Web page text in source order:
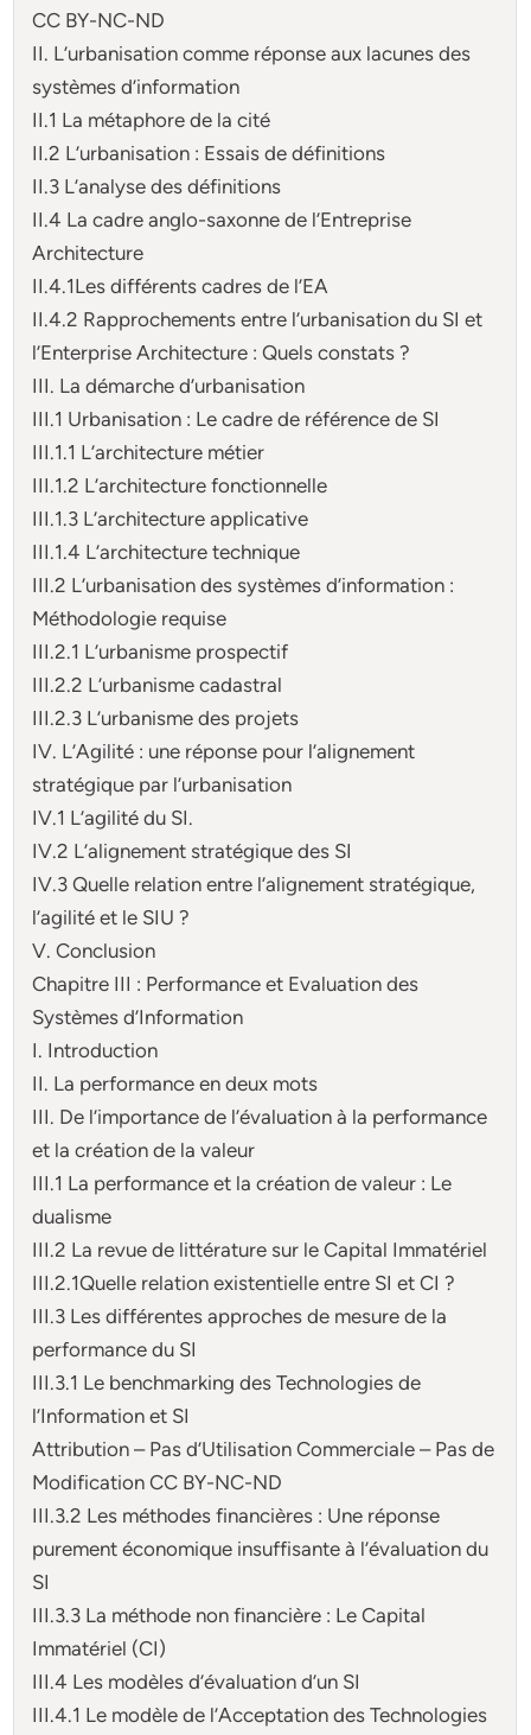
CC BY-NC-ND
II. L’urbanisation comme réponse aux lacunes des
systèmes d’information
II.1 La métaphore de la cité
II.2 L’urbanisation : Essais de définitions
II.3 L’analyse des définitions
II.4 La cadre anglo-saxonne de l’Entreprise
Architecture
II.4.1Les différents cadres de l’EA
II.4.2 Rapprochements entre l’urbanisation du SI et
l’Enterprise Architecture : Quels constats ?
III. La démarche d’urbanisation
III.1 Urbanisation : Le cadre de référence de SI
III.1.1 L’architecture métier
III.1.2 L’architecture fonctionnelle
III.1.3 L’architecture applicative
III.1.4 L’architecture technique
III.2 L’urbanisation des systèmes d’information :
Méthodologie requise
III.2.1 L’urbanisme prospectif
III.2.2 L’urbanisme cadastral
III.2.3 L’urbanisme des projets
IV. L’Agilité : une réponse pour l’alignement
stratégique par l’urbanisation
IV.1 L’agilité du SI.
IV.2 L’alignement stratégique des SI
IV.3 Quelle relation entre l’alignement stratégique,
l’agilité et le SIU ?
V. Conclusion
Chapitre III : Performance et Evaluation des
Systèmes d’Information
I. Introduction
II. La performance en deux mots
III. De l’importance de l’évaluation à la performance
et la création de la valeur
III.1 La performance et la création de valeur : Le
dualisme
III.2 La revue de littérature sur le Capital Immatériel
III.2.1Quelle relation existentielle entre SI et CI ?
III.3 Les différentes approches de mesure de la
performance du SI
III.3.1 Le benchmarking des Technologies de
l’Information et SI
Attribution – Pas d’Utilisation Commerciale – Pas de
Modification CC BY-NC-ND
III.3.2 Les méthodes financières : Une réponse
purement économique insuffisante à l’évaluation du
SI
III.3.3 La méthode non financière : Le Capital
Immatériel (CI)
III.4 Les modèles d’évaluation d’un SI
III.4.1 Le modèle de l’Acceptation des Technologies